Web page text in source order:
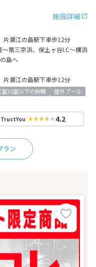
施設詳細
片瀬江の島駅下車歩12分
第三京浜、保土ヶ谷I.C～横浜
島へ
片瀬江の島駅下車歩12分
室30室以下の旅館
屋外プール
TrustYou 4.2
ラン